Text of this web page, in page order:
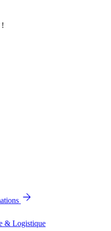
!
& Logistique